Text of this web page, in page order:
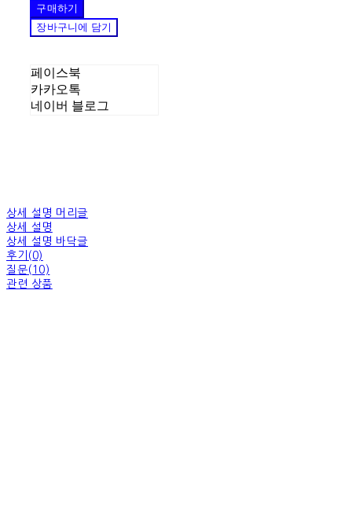
구매하기
장바구니에 담기
페이스북
카카오톡
네이버 블로그
상세 설명 머리글
상세 설명
상세 설명 바닥글
후기(0)
질문(10)
관련 상품